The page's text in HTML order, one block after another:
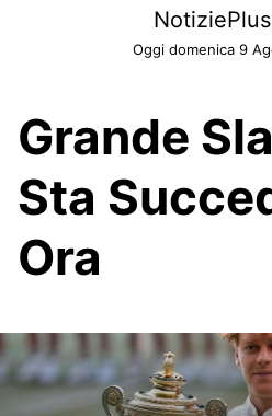
Oggi domenica 9
Grande
Sta
Ora